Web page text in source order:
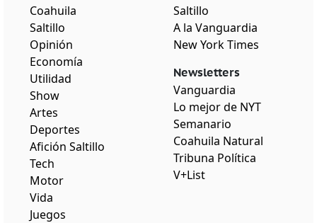
Coahuila
Saltillo
Opinión
Economía
Utilidad
Show
Artes
Deportes
Afición Saltillo
Tech
Motor
Vida
Juegos
Saltillo
A la Vanguardia
New York Times
Newsletters
Vanguardia
Lo mejor de NYT
Semanario
Coahuila Natural
Tribuna Política
V+List